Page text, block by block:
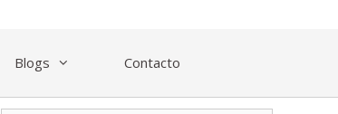
Blogs Contacto